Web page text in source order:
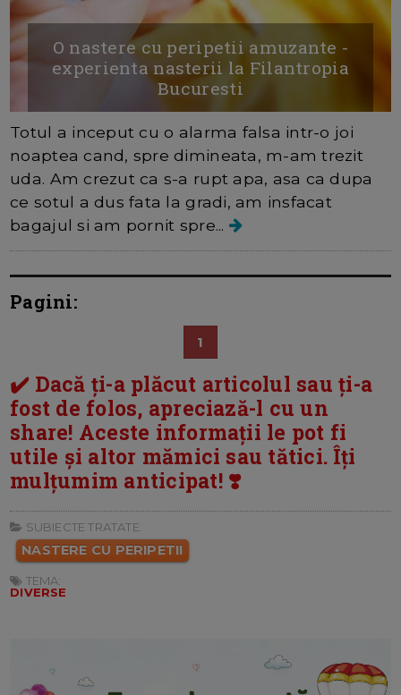
O nastere cu peripetii amuzante -
experienta nasterii la Filantropia
Bucuresti
Totul a inceput cu o alarma falsa intr-o joi
noaptea cand, spre dimineata, m-am trezit
uda. Am crezut ca s-a rupt apa, asa ca dupa
ce sotul a dus fata la gradi, am insfacat
bagajul si am pornit spre...
Pagini:
1
✔️ Dacă ți-a plăcut articolul sau ți-a
fost de folos, apreciază-l cu un
share! Aceste informații le pot fi
utile și altor mămici sau tătici. Îți
mulțumim anticipat! ❣️
SUBIECTE TRATATE:
NASTERE CU PERIPETII
TEMA:
DIVERSE